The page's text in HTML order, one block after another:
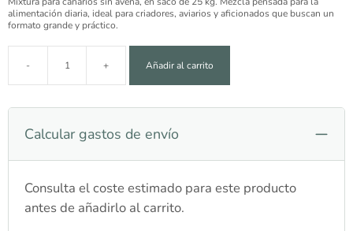
alimentación diaria, ideal para criadores, aviarios y aficionados que buscan un
formato grande y práctico.
- Mixtura Premifood La Mejor Selección para canarios
+ Añadir al carrito
Calcular gastos de envío
Consulta el coste estimado para este producto
antes de añadirlo al carrito.